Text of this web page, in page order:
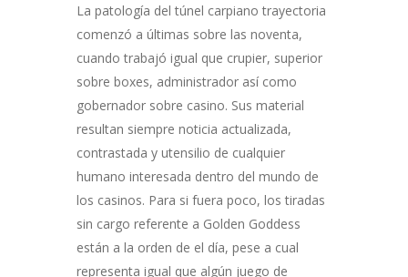
La patologí­a del túnel carpiano trayectoria
comenzó a últimas sobre las noventa,
cuando trabajó igual que crupier, superior
sobre boxes, administrador así­ como
gobernador sobre casino. Sus material
resultan siempre noticia actualizada,
contrastada y utensilio de cualquier
humano interesada dentro del mundo de
los casinos. Para si fuera poco, los tiradas
sin cargo referente a Golden Goddess
están a la orden de el día, pese a cual
representa igual que algún juego de